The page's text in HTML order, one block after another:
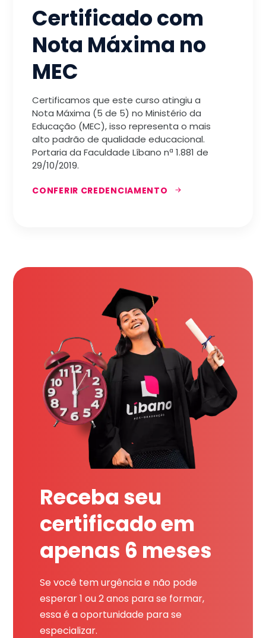
Certificado com
Nota Máxima no
MEC
Certificamos que este curso atingiu a
Nota Máxima (5 de 5) no Ministério da
Educação (MEC), isso representa o mais
alto padrão de qualidade educacional.
Portaria da Faculdade Líbano nª 1.881 de
29/10/2019.
CONFERIR CREDENCIAMENTO
Receba seu
certificado em
apenas 6 meses
Se você tem urgência e não pode
esperar 1 ou 2 anos para se formar,
essa é a oportunidade para se
especializar.